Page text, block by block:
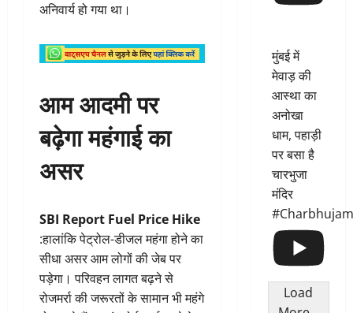
अनिवार्य हो गया था।
आम आदमी पर
बढ़ेगा महंगाई का
असर
SBI Report Fuel Price Hike
:हालांकि पेट्रोल-डीजल महंगा होने का
सीधा असर आम लोगों की जेब पर
पड़ेगा। परिवहन लागत बढ़ने से
रोजमर्रा की जरूरतों के सामान भी महंगे
मुंबई में
मेवाड़ की
आस्था का
अनोखा
धाम, पहाड़ी
पर बसा है
चारभुजा
मंदिर
Load